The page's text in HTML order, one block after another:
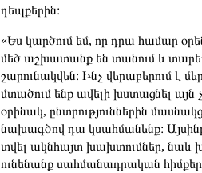
դեպքերին։
«Ես կարծում եմ, որ դրա համար
մեծ աշխատանք են տանում և
շարունակվեն։ Ինչ վերաբերում է
մտածում ենք ավելի խստացնել այն
օրինակ, ընտրություններին
նախագծով դա կսահմանենք։
տվել ակնհայտ խախտումներ, նաև
ունենանք սահմանադրական հիմքեր,